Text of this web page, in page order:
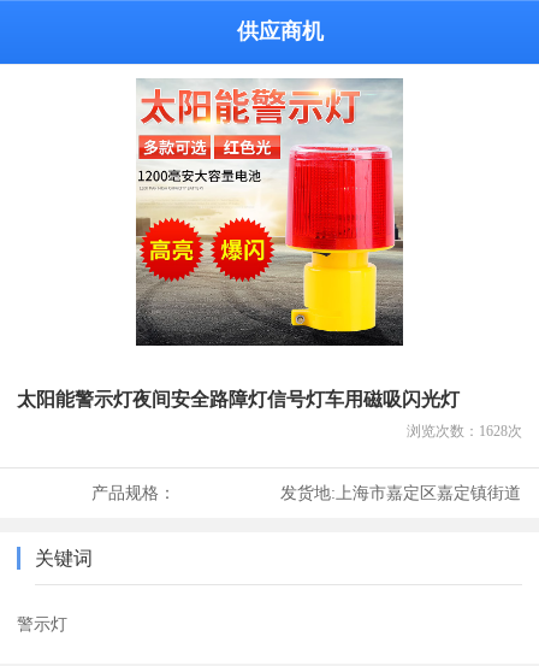
供应商机
太阳能警示灯夜间安全路障灯信号灯车用磁吸闪光灯
浏览次数： 1628次
产品规格： 发货地:上海市嘉定区嘉定镇街道
关键词
警示灯